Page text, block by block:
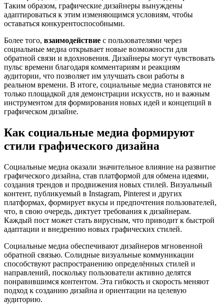
Таким образом, графические дизайнеры вынуждены
адаптироваться к этим изменяющимся условиям, чтобы
оставаться конкурентоспособными.
Более того, взаимодействие с пользователями через
социальные медиа открывает новые возможности для
обратной связи и вдохновения. Дизайнеры могут чувствовать
пульс времени благодаря комментариям и реакциям
аудитории, что позволяет им улучшать свои работы в
реальном времени. В итоге, социальные медиа становятся не
только площадкой для демонстрации искусств, но и важным
инструментом для формирования новых идей и концепций в
графическом дизайне.
Как социальные медиа формируют
стили графического дизайна
Социальные медиа оказали значительное влияние на развитие
графического дизайна, став платформой для обмена идеями,
создания трендов и продвижения новых стилей. Визуальный
контент, публикуемый в Instagram, Pinterest и других
платформах, формирует вкусы и предпочтения пользователей,
что, в свою очередь, диктует требования к дизайнерам.
Каждый пост может стать вирусным, что приводит к быстрой
адаптации и внедрению новых графических стилей.
Социальные медиа обеспечивают дизайнеров мгновенной
обратной связью. Солидные визуальные коммуникации
способствуют распространению определённых стилей и
направлений, поскольку пользователи активно делятся
понравившимся контентом. Эта гибкость и скорость меняют
подход к созданию дизайна и ориентации на целевую
аудиторию.